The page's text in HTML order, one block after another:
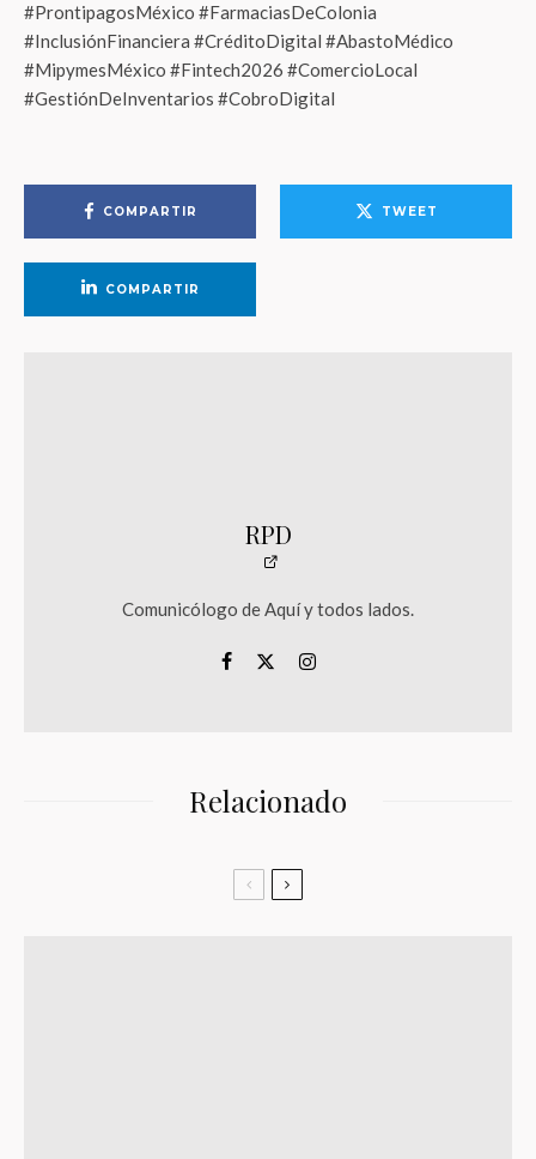
#ProntipagosMéxico #FarmaciasDeColonia
#InclusiónFinanciera #CréditoDigital #AbastoMédico
#MipymesMéxico #Fintech2026 #ComercioLocal
#GestiónDeInventarios #CobroDigital
COMPARTIR TWEET
COMPARTIR
RPD
Comunicólogo de Aquí y todos lados.
Relacionado